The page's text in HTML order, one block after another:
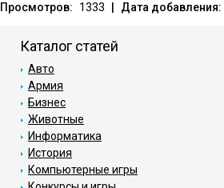
Просмотров: 1333 Дата добавления:
Каталог статей
Авто
Армия
Бизнес
Животные
Информатика
История
Компьютерные игры